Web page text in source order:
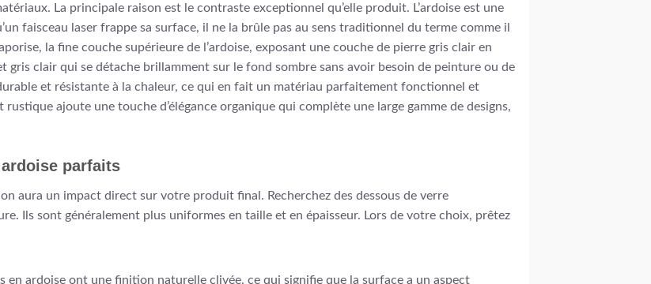
La principale raison est le contraste exceptionnel qu’elle produit. L’ardoise est une
faisceau laser frappe sa surface, il ne la brûle pas au sens traditionnel du terme comme il
la fine couche supérieure de l’ardoise, exposant une couche de pierre gris clair en
gris clair qui se détache brillamment sur le fond sombre sans avoir besoin de peinture ou de
et résistante à la chaleur, ce qui en fait un matériau parfaitement fonctionnel et
ajoute une touche d’élégance organique qui complète une large gamme de designs,
parfaits
aura un impact direct sur votre produit final. Recherchez des dessous de verre
Ils sont généralement plus uniformes en taille et en épaisseur. Lors de votre choix, prêtez
en ardoise ont une finition naturelle clivée, ce qui signifie que la surface a un aspect